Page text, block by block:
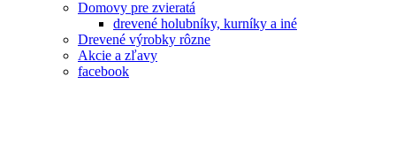
Domovy pre zvieratá
drevené holubníky, kurníky a iné
Drevené výrobky rôzne
Akcie a zľavy
facebook